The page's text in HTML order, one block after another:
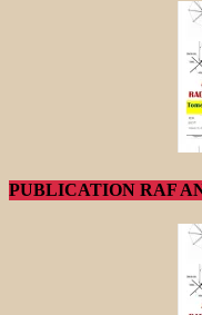
PUBLICATION RAF